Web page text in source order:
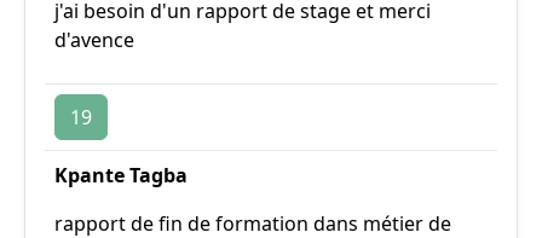
j'ai besoin d'un rapport de stage et merci
d'avence
19
Kpante Tagba
rapport de fin de formation dans métier de